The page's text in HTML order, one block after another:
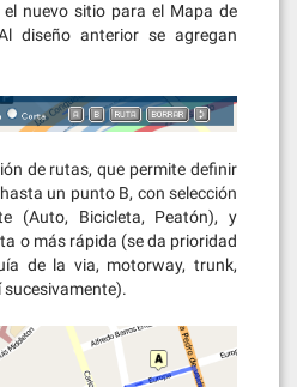
nuevo sitio para el Mapa de
diseño anterior se agregan
de rutas, que permite definir
un punto B, con selección
(Auto, Bicicleta, Peatón), y
o más rápida (se da prioridad
de la via, motorway, trunk,
sucesivamente).